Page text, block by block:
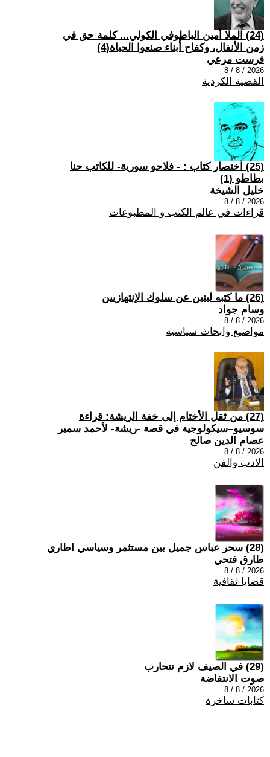
(24) الملا أمين الباطوفي الكولي... كلمة حق في
زمن الأنفال، وكفاح أبناء صنعوا الحياة(4)
فرست مرعي
2026 / 8 / 8
القضية الكردية
(25) اختصار كتاب : - فلاحو سورية- للكاتب حنا
بطاطو (1)
خليل الشيخة
2026 / 8 / 8
قراءات في عالم الكتب و المطبوعات
(26) ما كتبه لينين عن سلوك الإنتهازيين
وسام جواد
2026 / 8 / 8
مواضيع وابحاث سياسية
(27) من ثقل الأختام إلى خفة الريشة: قراءة
سوسيو–سيكولوجية في قصة -ريشة- لأحمد سمير
عصام الدين صالح
2026 / 8 / 8
الادب والفن
(28) سحر عباس جميل بين مستثمر وسياسي اطاري
طارق فتحي
2026 / 8 / 8
قضايا ثقافية
(29) في الصيف لازم نتحارب
صوت الانتفاضة
2026 / 8 / 8
كتابات ساخرة